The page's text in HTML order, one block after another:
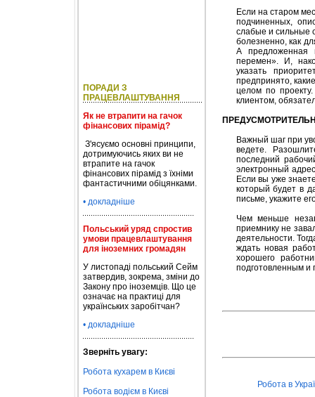
ПОРАДИ З
ПРАЦЕВЛАШТУВАННЯ
Як не втрапити на гачок
фінансових пірамід?
З'ясуємо основні принципи,
дотримуючись яких ви не
втрапите на гачок
фінансових пірамід з їхніми
фантастичними обіцянками.
• докладніше
Польський уряд спростив
умови працевлаштування
для іноземних громадян
У листопаді польський Сейм
затвердив, зокрема, зміни до
Закону про іноземців. Що це
означає на практиці для
українських заробітчан?
• докладніше
Зверніть увагу:
Робота кухарем в Києві
Робота водієм в Києві
Если на старом
подчиненных,
слабые и сильные
болезненно, как
А предложенная
перемен». И,
указать
предпринято,
целом по
клиентом,
Важный шаг при
ведете.
последний
электронный
Если вы уже
который будет в
письме, укажите
Чем меньше
приемнику не
деятельности.
ждать новая
хорошего
подготовленным и
Робота в